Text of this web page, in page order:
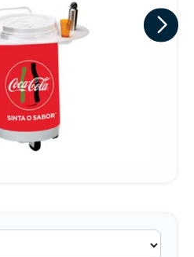
alterar suas preferências a
conversa